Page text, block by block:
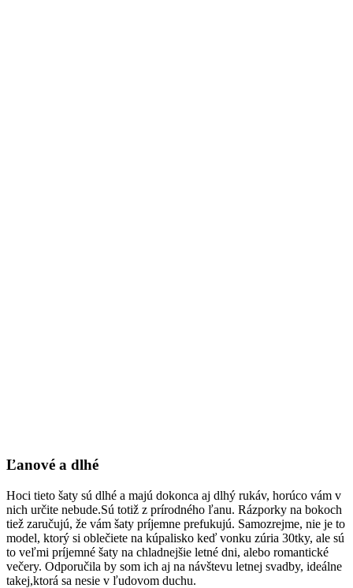
Ľanové a dlhé
Hoci tieto šaty sú dlhé a majú dokonca aj dlhý rukáv, horúco vám v
nich určite nebude.Sú totiž z prírodného ľanu. Rázporky na bokoch
tiež zaručujú, že vám šaty príjemne prefukujú. Samozrejme, nie je to
model, ktorý si oblečiete na kúpalisko keď vonku zúria 30tky, ale sú
to veľmi príjemné šaty na chladnejšie letné dni, alebo romantické
večery. Odporučila by som ich aj na návštevu letnej svadby, ideálne
takej,ktorá sa nesie v ľudovom duchu.